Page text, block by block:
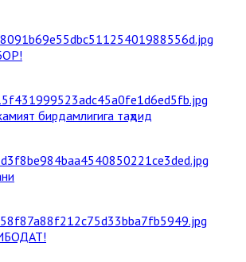
бирдамлигига таҳдид